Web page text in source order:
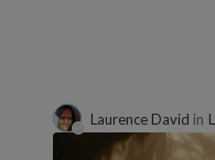
Laurence David in